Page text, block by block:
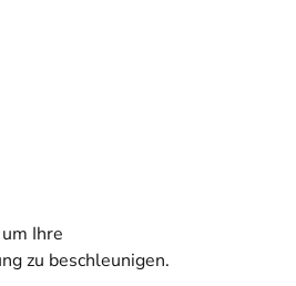
Ihre
zu beschleunigen.